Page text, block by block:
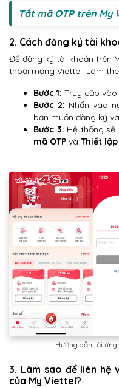
Tắt mã OTP trên My
2. Cách đăng ký tài
Để đăng ký tài khoản trên
thoại mạng Viettel. Làm
Bước 1: Truy cập
Bước 2: Nhấn vào
bạn muốn đăng ký
Bước 3: Hệ thống sẽ
mã OTP và Thiết lập
Hướng dẫn tải
3. Làm sao để liên hệ
của My Viettel?